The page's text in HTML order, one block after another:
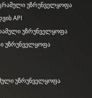
უზრუნველყოფა
API
უზრუნველყოფა
უზრუნველყოფა
უზრუნველყოფა